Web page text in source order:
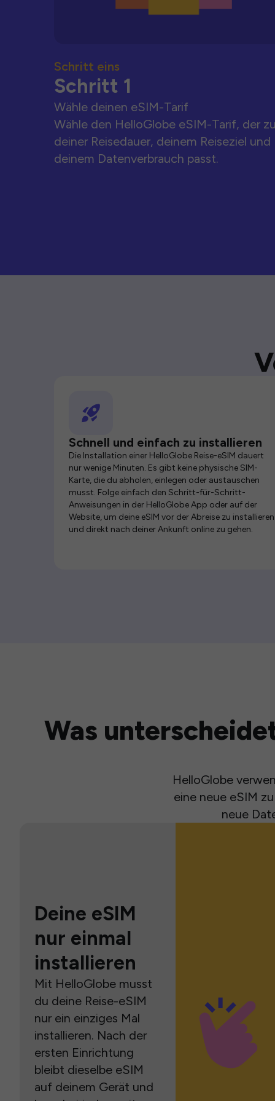
Schritt eins
Schritt 1
Wähle deinen eSIM-Tarif
Wähle den HelloGlobe eSIM-Tarif, der
deiner Reisedauer, deinem Reiseziel und
deinem Datenverbrauch passt.
Schnell und einfach zu installieren
Die Installation einer HelloGlobe Reise-eSIM dauert
nur wenige Minuten. Es gibt keine physische SIM-
Karte, die du abholen, einlegen oder austauschen
musst. Folge einfach den Schritt-für-Schritt-
Anweisungen in der HelloGlobe App oder auf der
Website, um deine eSIM vor der Abreise zu installieren
und direkt nach deiner Ankunft online zu gehen.
Was
HelloGlobe
eine neue eSIM
neue
Deine eSIM
nur einmal
installieren
Mit HelloGlobe musst
du deine Reise-eSIM
nur ein einziges Mal
installieren. Nach der
ersten Einrichtung
bleibt dieselbe eSIM
auf deinem Gerät und